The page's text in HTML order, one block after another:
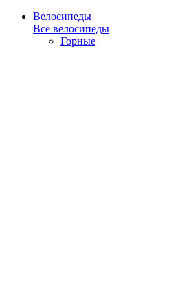
Велосипеды
Все велосипеды
Горные